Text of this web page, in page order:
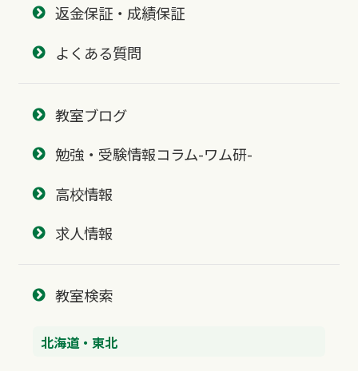
返金保証・成績保証
よくある質問
教室ブログ
勉強・受験情報コラム-ワム研-
高校情報
求人情報
教室検索
北海道・東北